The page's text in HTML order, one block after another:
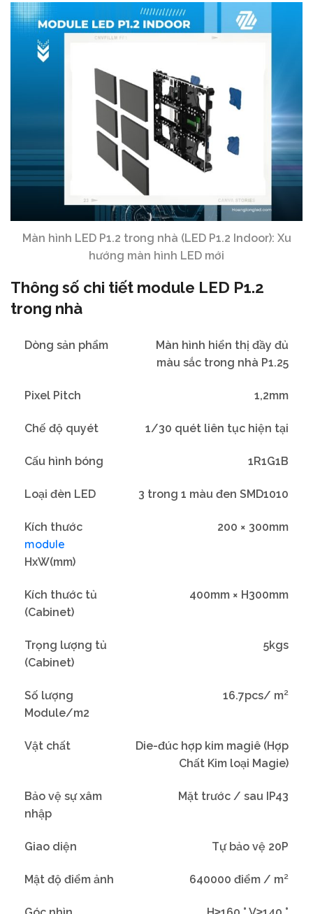
Màn hình LED P1.2 trong nhà (LED P1.2 Indoor): Xu
hướng màn hình LED mới
Thông số chi tiết module LED P1.2
trong nhà
Dòng sản phẩm
Màn hình hiển thị đầy đủ
màu sắc trong nhà P1.25
Pixel Pitch 1,2mm
Chế độ quyét 1/30 quét liên tục hiện tại
Cấu hình bóng 1R1G1B
Loại đèn LED 3 trong 1 màu đen SMD1010
Kích thước
module
HxW(mm)
200 × 300mm
Kích thước tủ
(Cabinet)
400mm × H300mm
Trọng lượng tủ
(Cabinet)
5kgs
Số lượng
Module/m2
16.7pcs/ m²
Vật chất
Die-đúc hợp kim magiê (Hợp
Chất Kim loại Magie)
Bảo vệ sự xâm
nhập
Mặt trước / sau IP43
Giao diện Tự bảo vệ 20P
Mật độ điểm ảnh 640000 điểm / m²